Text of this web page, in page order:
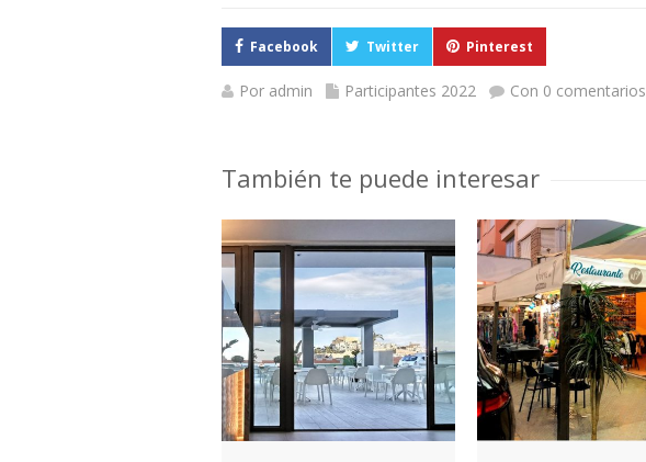
Facebook Twitter Pinterest
Por admin Participantes 2022 Con 0 comentarios
También te puede interesar